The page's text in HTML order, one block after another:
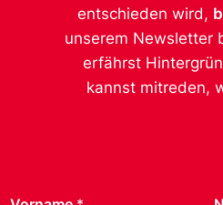
entschieden wird,
unserem Newsletter
erfährst
kannst mitreden,